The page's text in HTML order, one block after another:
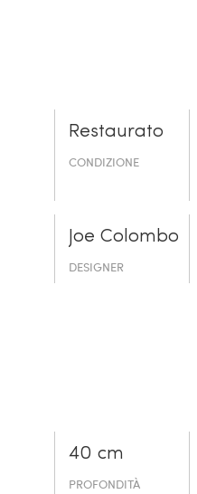
Restaurato
CONDIZIONE
Joe Colombo
DESIGNER
40 cm
PROFONDITÀ